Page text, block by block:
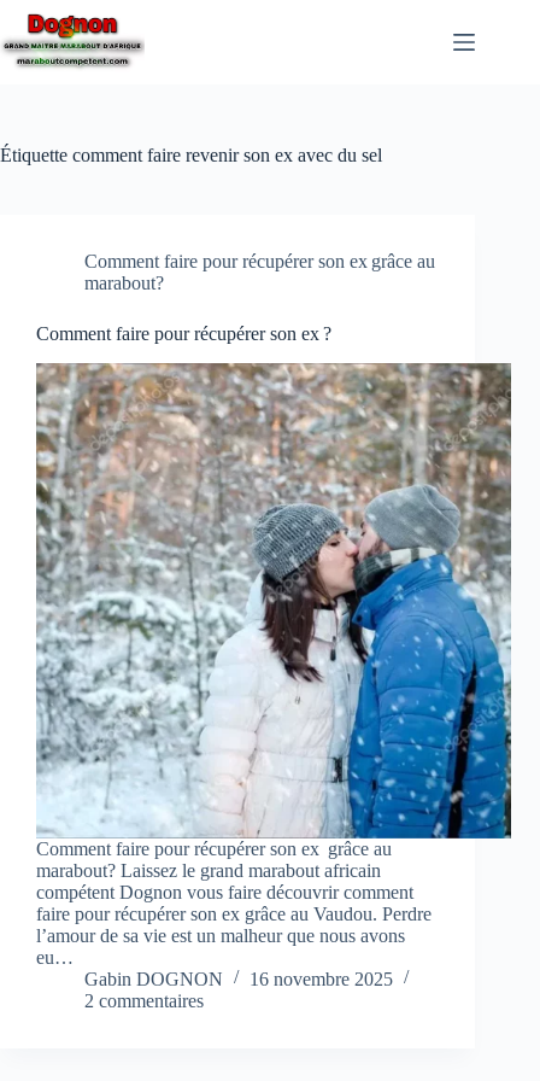
Étiquette comment faire revenir son ex avec du sel
Comment faire pour récupérer son ex grâce au
marabout?
Comment faire pour récupérer son ex ?
Comment faire pour récupérer son ex grâce au
marabout? Laissez le grand marabout africain
compétent Dognon vous faire découvrir comment
faire pour récupérer son ex grâce au Vaudou. Perdre
l’amour de sa vie est un malheur que nous avons
eu…
Gabin DOGNON
16 novembre 2025
2 commentaires